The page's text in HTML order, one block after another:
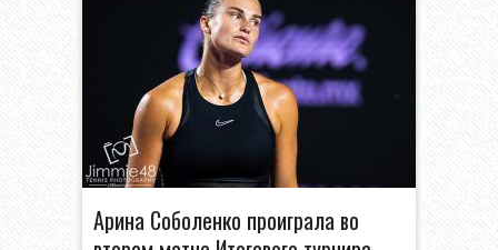
Арина Соболенко проиграла во